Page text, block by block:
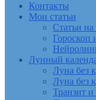
Контакты
Мои статьи
Статьи
Гороскоп
Лунный
Луна без
Луна без
Транзит